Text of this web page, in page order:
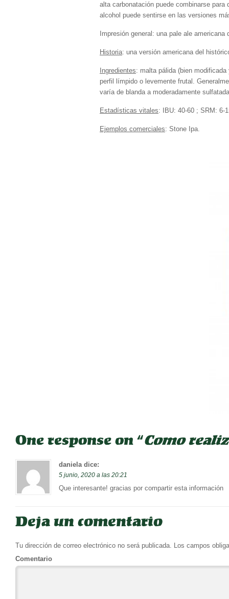
alta carbonatación puede combinarse
alcohol puede sentirse en las versiones
Impresión general: una pale ale
Historia: una versión americana del
Ingredientes: malta pálida (bien
perfil límpido o levemente frutal.
varía de blanda a moderadamente
Estadísticas vitales: IBU: 40-60 ; SRM: 6-
Ejemplos comerciales: Stone Ipa.
One response on “Como
daniela dice:
5 junio, 2020 a las 20:21
Que interesante! gracias por compartir esta información
Deja un comentario
Tu dirección de correo electrónico no será publicada. Los campos
Comentario